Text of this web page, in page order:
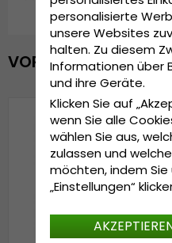
VOR KURZEM
personalisierte
unsere Websites
halten. Zu diesem
Informationen über
und ihre Geräte.
Klicken Sie auf
wenn Sie alle
wählen Sie aus,
zulassen und
möchten, indem
„Einstellungen“